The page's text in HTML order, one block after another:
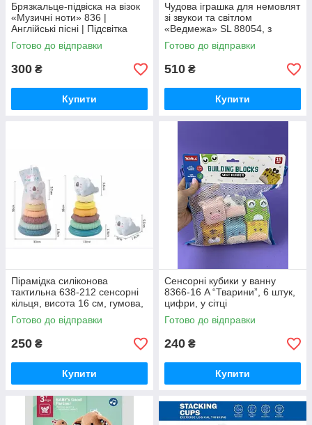
Брязкальце-підвіска на візок
«Музичні ноти» 836 |
Англійські пісні | Підсвітка
Готово до відправки
300 ₴
Купити
Чудова іграшка для немовлят
зі звукои та світлом
«Ведмежа» SL 88054, з
підсвіткою та звуками
Готово до відправки
510 ₴
Купити
Пірамідка силіконова
тактильна 638-212 сенсорні
кільця, висота 16 см, гумова,
в сітці
Готово до відправки
250 ₴
Купити
Сенсорні кубики у ванну
8366-16 A “Тварини”, 6 штук,
цифри, у сітці
Готово до відправки
240 ₴
Купити